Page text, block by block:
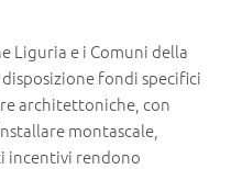
Liguria e i Comuni della
fondi specifici
architettoniche, con
montascale,
incentivi rendono